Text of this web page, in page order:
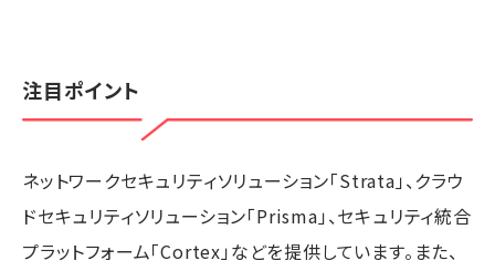
注目ポイント
ネットワークセキュリティソリューション「Strata」、クラウ
ドセキュリティソリューション「Prisma」、セキュリティ統合
プラットフォーム「Cortex」などを提供しています。また、